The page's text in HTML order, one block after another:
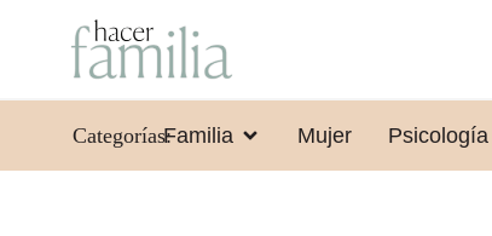
Categorías:Familia Mujer Psicología